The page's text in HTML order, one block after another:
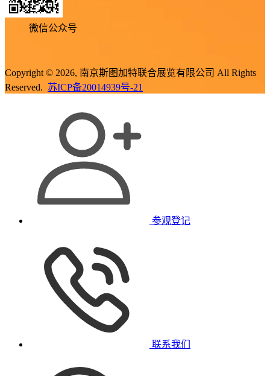
微信公众号
Copyright © 2026, 南京斯图加特联合展览有限公司 All Rights
Reserved. 苏ICP备20014939号-21
参观登记
联系我们